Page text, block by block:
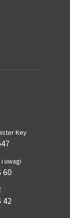
Key
uwagi
60
42